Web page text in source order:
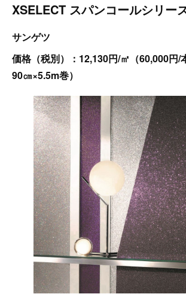
XSELECT スパンコールシリー
サンゲツ
価格（税別）：12,130円/㎡（60,000円/
90㎝×5.5m巻）